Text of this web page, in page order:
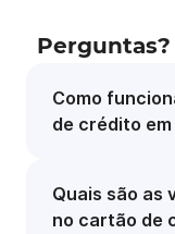
Como
de crédito
Quais são as
no cartão de